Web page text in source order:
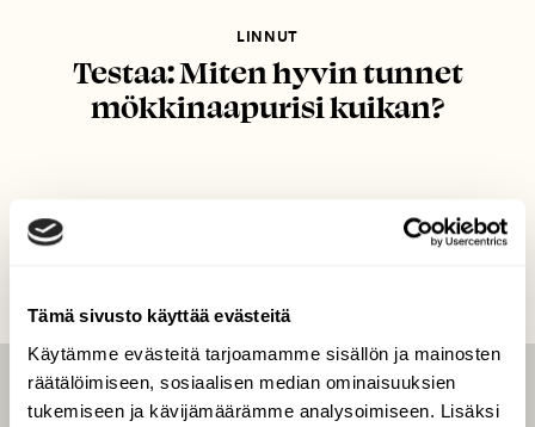
Tämä sivusto käyttää evästeitä
Käytämme evästeitä tarjoamamme sisällön ja mainosten
räätälöimiseen, sosiaalisen median ominaisuuksien
tukemiseen ja kävijämäärämme analysoimiseen. Lisäksi
LINNUT
Testaa: Miten hyvin tunnet
mökkinaapurisi kuikan?
LEHTI